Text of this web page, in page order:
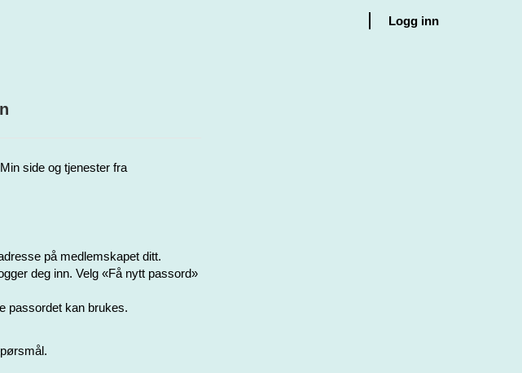
Logg inn
side og tjenester fra
på medlemskapet ditt.
deg inn. Velg «Få nytt passord»
passordet kan brukes.